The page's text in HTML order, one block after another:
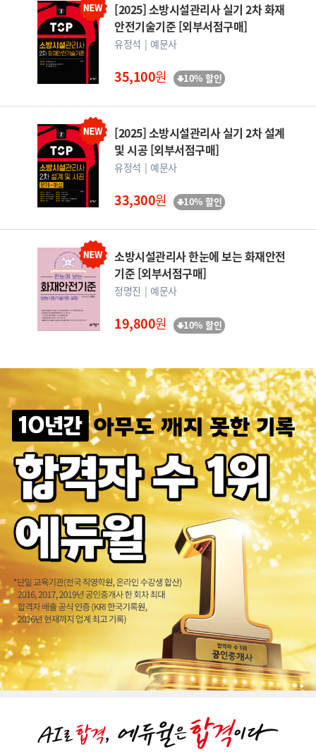
[2025] 소방시설관리사 실기 2차 화재
안전기술기준 [외부서점구매]
유정석 예문사
35,100원 10% 할인
[2025] 소방시설관리사 실기 2차 설계
및 시공 [외부서점구매]
유정석 예문사
33,300원 10% 할인
소방시설관리사 한눈에 보는 화재안전
기준 [외부서점구매]
정명진 예문사
19,800원 10% 할인